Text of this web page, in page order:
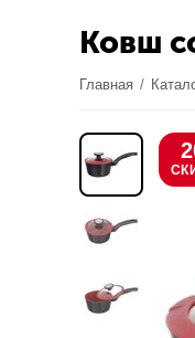
Ковш
Главная /